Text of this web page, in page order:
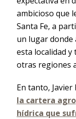
ambicioso que
Santa Fe, a
un lugar donde
esta localidad
otras regiones
En tanto, Javier
la cartera
hídrica que